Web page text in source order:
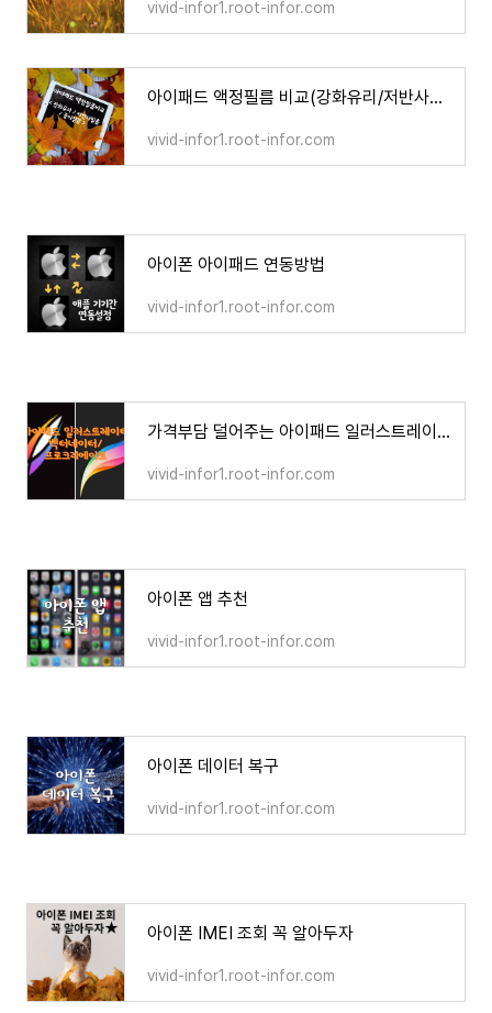
vivid-infor1.root-infor.com
아이패드 액정필름 비교(강화유리/저반사필름/종이질감)
vivid-infor1.root-infor.com
아이폰 아이패드 연동방법
vivid-infor1.root-infor.com
가격부담 덜어주는 아이패드 일러스트레이터 Vectornator 가성비 최고 프로크리에이트
vivid-infor1.root-infor.com
아이폰 앱 추천
vivid-infor1.root-infor.com
아이폰 데이터 복구
vivid-infor1.root-infor.com
아이폰 IMEI 조회 꼭 알아두자
vivid-infor1.root-infor.com